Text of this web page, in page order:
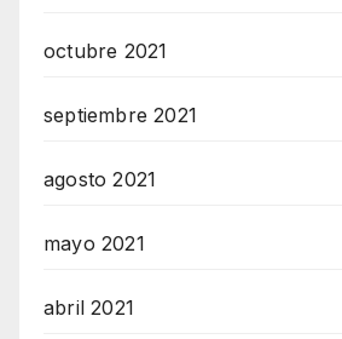
octubre 2021
septiembre 2021
agosto 2021
mayo 2021
abril 2021